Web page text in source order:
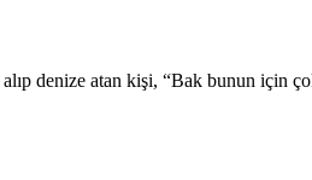
denize atan kişi, “Bak bunun için